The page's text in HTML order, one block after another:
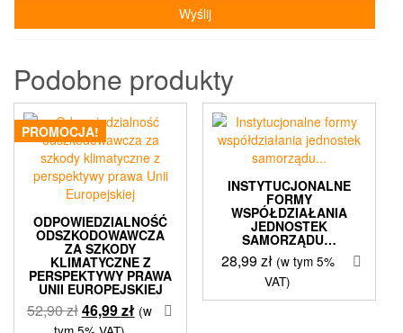
Podobne produkty
PROMOCJA!
ODPOWIEDZIALNOŚĆ
ODSZKODOWAWCZA
ZA SZKODY
KLIMATYCZNE Z
PERSPEKTYWY PRAWA
UNII EUROPEJSKIEJ
52,90złPierwotna
46,99złAktualna
(w
INSTYTUCJONALNE
FORMY
WSPÓŁDZIAŁANIA
JEDNOSTEK
SAMORZĄDU…
28,99zł (w tym 5%
VAT)